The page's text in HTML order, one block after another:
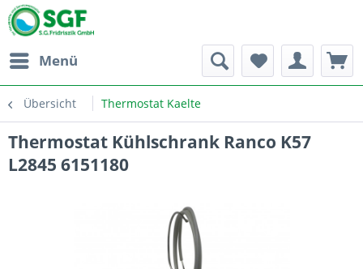
Menü
Übersicht Thermostat Kaelte
Thermostat Kühlschrank Ranco K57
L2845 6151180